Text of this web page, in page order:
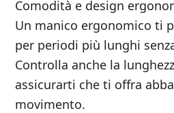
Comodità e design
Un manico ergonomico ti
per periodi più lunghi
Controlla anche la
assicurarti che ti offra
movimento.